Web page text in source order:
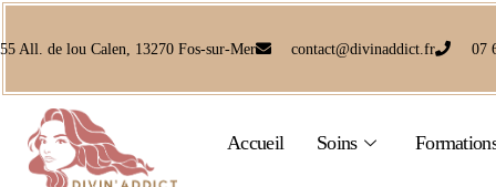
55 All. de lou Calen, 13270 Fos-sur-Mer contact@divinaddict.fr 07
Accueil Soins